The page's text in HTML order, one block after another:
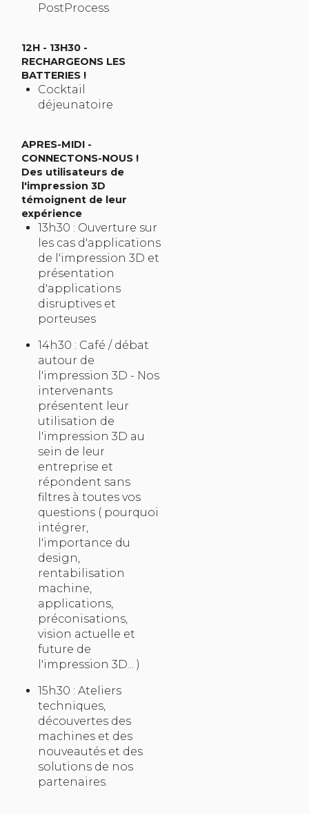
PostProcess
12H - 13H30 -
RECHARGEONS LES
BATTERIES !
Cocktail
déjeunatoire
APRES-MIDI -
CONNECTONS-NOUS !
Des utilisateurs de
l'impression 3D
témoignent de leur
expérience
13h30 : Ouverture sur
les cas d'applications
de l'impression 3D et
présentation
d'applications
disruptives et
porteuses
14h30 : Café / débat
autour de
l'impression 3D - Nos
intervenants
présentent leur
utilisation de
l'impression 3D au
sein de leur
entreprise et
répondent sans
filtres à toutes vos
questions ( pourquoi
intégrer,
l'importance du
design,
rentabilisation
machine,
applications,
préconisations,
vision actuelle et
future de
l'impression 3D... )
15h30 : Ateliers
techniques,
découvertes des
machines et des
nouveautés et des
solutions de nos
partenaires.